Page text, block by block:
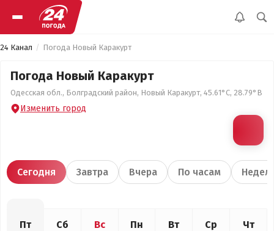
24 Канал Погода Новый Каракурт
Погода Новый Каракурт
Одесская обл., Болградский район, Новый Каракурт, 45.61°С, 28.79°В
Изменить город
Сегодня Завтра Вчера По часам
Пт Сб Вс Пн Вт Ср Чт